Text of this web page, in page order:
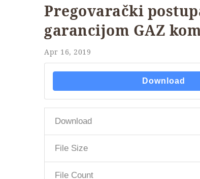
Pregovarački
garancijom GAZ
Apr 16, 2019
Download
Download
File Size
File Count